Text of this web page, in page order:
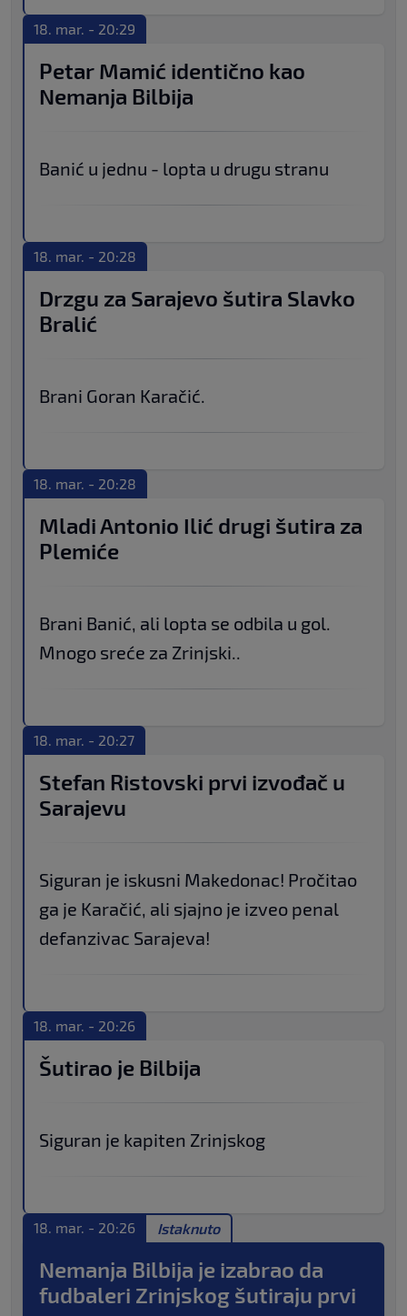
18. mar. - 20:29
Petar Mamić identično kao
Nemanja Bilbija
Banić u jednu - lopta u drugu stranu
18. mar. - 20:28
Drzgu za Sarajevo šutira Slavko
Bralić
Brani Goran Karačić.
18. mar. - 20:28
Mladi Antonio Ilić drugi šutira za
Plemiće
Brani Banić, ali lopta se odbila u gol.
Mnogo sreće za Zrinjski..
18. mar. - 20:27
Stefan Ristovski prvi izvođač u
Sarajevu
Siguran je iskusni Makedonac! Pročitao
ga je Karačić, ali sjajno je izveo penal
defanzivac Sarajeva!
18. mar. - 20:26
Šutirao je Bilbija
Siguran je kapiten Zrinjskog
18. mar. - 20:26 Istaknuto
Nemanja Bilbija je izabrao da
fudbaleri Zrinjskog šutiraju prvi